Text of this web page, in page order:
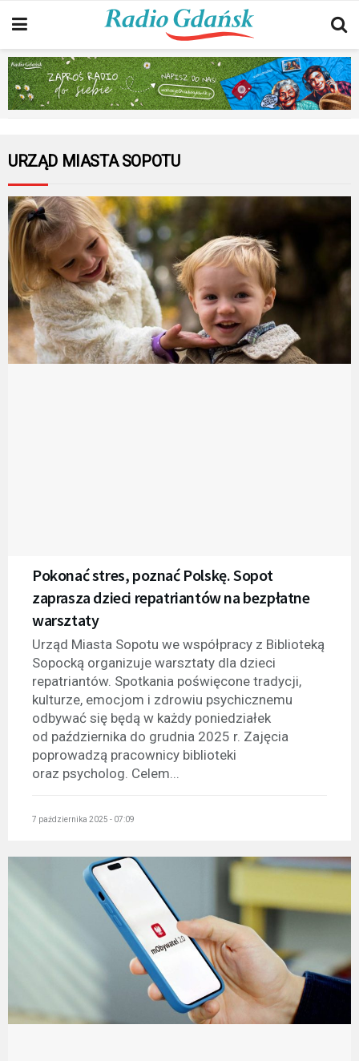
URZĄD MIASTA SOPOTU
Pokonać stres, poznać Polskę. Sopot
zaprasza dzieci repatriantów na bezpłatne
warsztaty
Urząd Miasta Sopotu we współpracy z Biblioteką
Sopocką organizuje warsztaty dla dzieci
repatriantów. Spotkania poświęcone tradycji,
kulturze, emocjom i zdrowiu psychicznemu
odbywać się będą w każdy poniedziałek
od października do grudnia 2025 r. Zajęcia
poprowadzą pracownicy biblioteki
oraz psycholog. Celem...
7 października 2025 - 07:09